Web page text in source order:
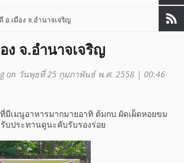
อ.เมือง จ.อำนาจเจริญ
ง จ.อำนาจเจริญ
on วันพุธที่ 25 กุมภาพันธ์ พ.ศ. 2558 | 00:46
มีเมนูอาหารมากมายอาทิ ต้มกบ ผัดเผ็ดหอยขม
บประทานดูนะคับรับรองร่อย